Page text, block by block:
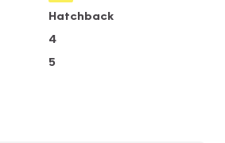
Hatchback
4
5